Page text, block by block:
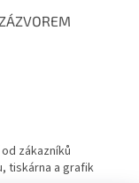
zákazníků
tiskárna a grafik